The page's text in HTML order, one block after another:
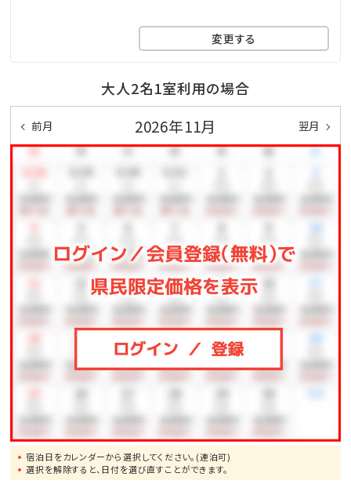
マリンスポーツやレジャーで 疲れた身体をのんびり
休めることのできる広々空間。
ここからも美しい海を眺めることができます！
※ご利用時間…06：00～10：00／15：00～24：00
※温泉ではございません
★☆観光情報☆★
●一度は行ってみたい!美ら海水族館まで、車で約50分
●モンドセレクション受賞作品多数!御菓子御殿「恩納
店」まで、車で約2分
●崖の下に広がるエメラルドの美しい海!万座毛まで、
●ブセナリゾートの海中展望塔まで、車で約15分
変更する
大人2名1室利用の場合
前月 2026年11月 翌月
宿泊日をカレンダーから選択してください。(連泊可)
選択を解除すると、日付を選び直すことができます。